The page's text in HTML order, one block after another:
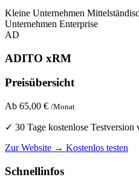
Kleine Unternehmen
Unternehmen Enterprise
AD
ADITO xRM
Preisübersicht
Ab 65,00 € /Monat
✓ 30 Tage kostenlose Testversion
Zur Website → Kostenlos testen
Schnellinfos